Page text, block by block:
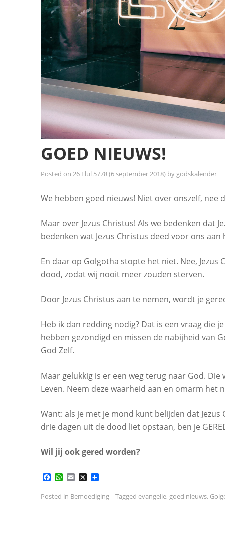
GOED NIEUWS!
Posted on 26 Elul 5778 (6 september 2018) by godskalender
We hebben goed nieuws! Niet over onszelf, nee
Maar over Jezus Christus! Als we bedenken dat
bedenken wat Jezus Christus deed voor ons
En daar op Golgotha stopte het niet. Nee,
dood, zodat wij nooit meer zouden sterven.
Door Jezus Christus aan te nemen, wordt je
Heb ik dan redding nodig? Dat is een vraag die
hebben gezondigd en missen de nabijheid van
God Zelf.
Maar gelukkig is er een weg terug naar God.
Leven. Neem deze waarheid aan en omarm het
Want: als je met je mond kunt belijden dat
drie dagen uit de dood liet opstaan, ben je
Wil jij ook gered worden?
Facebook
WhatsApp
Email
X
Posted in Bemoediging Tagged evangelie, goed nieuws,